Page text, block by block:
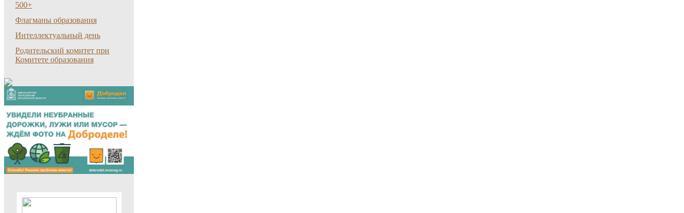
500+
Флагманы образования
Интеллектуальный день
Родительский комитет при
Комитете образования